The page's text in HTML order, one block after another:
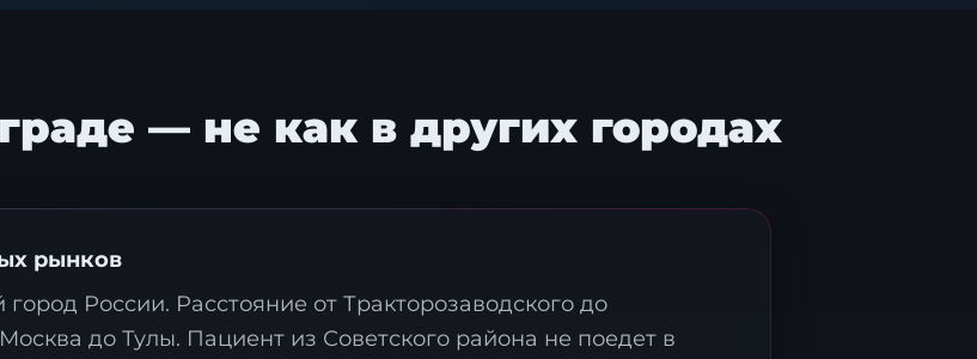
— не как в других городах
рынков
России. Расстояние от Тракторозаводского до
до Тулы. Пациент из Советского района не поедет в